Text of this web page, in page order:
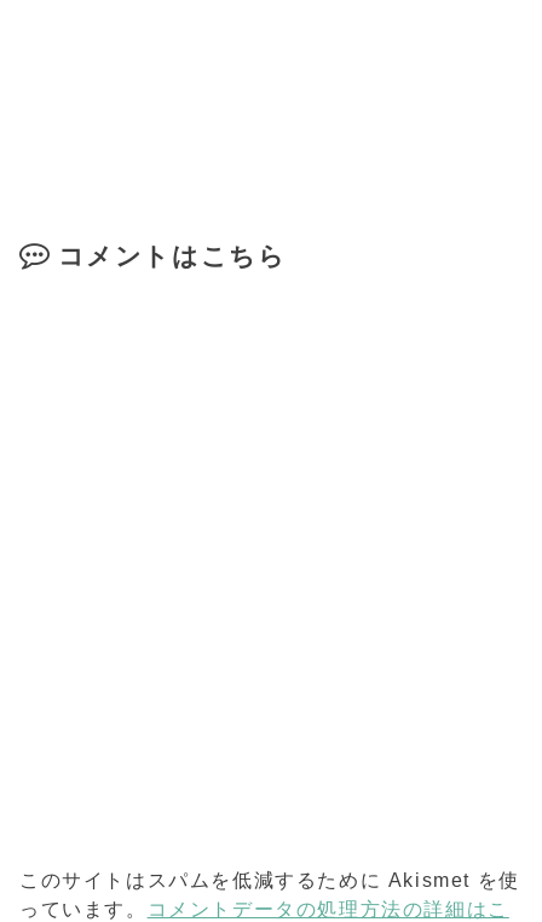
コメントはこちら
このサイトはスパムを低減するために Akismet を使
っています。
コメントデータの処理方法の詳細はこ